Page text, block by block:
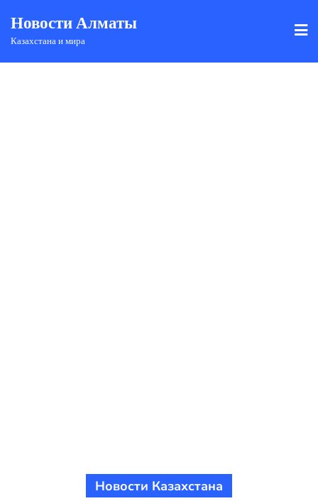
Новости Алматы
Казахстана и мира
Новости Казахстана